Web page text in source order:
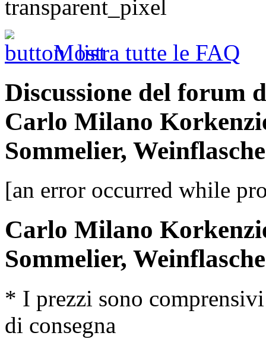
Mostra tutte le FAQ
Discussione del forum
Carlo Milano
Sommelier,
[an error occurred while
Carlo Milano
Sommelier,
* I prezzi sono
di consegna